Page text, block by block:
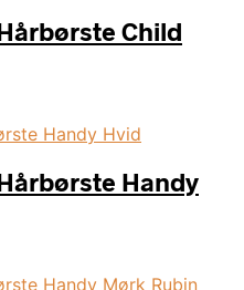
Child
Handy